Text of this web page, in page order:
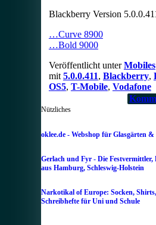
Blackberry Version
…Curve 8900
…Bold 9000
Veröffentlicht unter Mobiles
mit 5.0.0.411, Blackberry,
OS5, T-Mobile, Vodafone
Nützliches
oklee.de - Webshop für Glasgärten &
Gerlach und Fyr - Die Festvermittler,
aus Hamburg, Schleswig-Holstein
Narkotikal of Europe: Socken,
Schreibhefte für Uni und Schule